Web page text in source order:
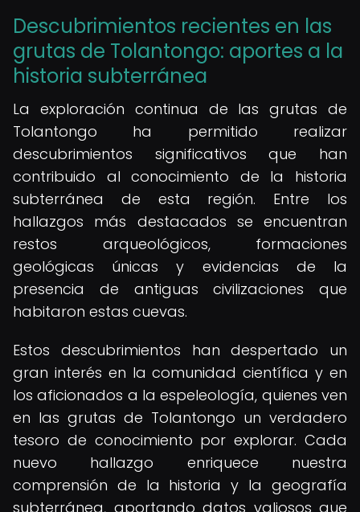
Descubrimientos recientes en las
grutas de Tolantongo: aportes a la
historia subterránea
La exploración continua de las grutas de
Tolantongo ha permitido realizar
descubrimientos significativos que han
contribuido al conocimiento de la historia
subterránea de esta región. Entre los
hallazgos más destacados se encuentran
restos arqueológicos, formaciones
geológicas únicas y evidencias de la
presencia de antiguas civilizaciones que
habitaron estas cuevas.
Estos descubrimientos han despertado un
gran interés en la comunidad científica y en
los aficionados a la espeleología, quienes ven
en las grutas de Tolantongo un verdadero
tesoro de conocimiento por explorar. Cada
nuevo hallazgo enriquece nuestra
comprensión de la historia y la geografía
subterránea, aportando datos valiosos que